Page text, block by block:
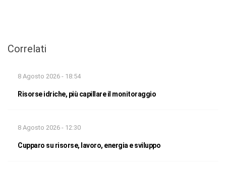
Correlati
8 Agosto 2026 - 18:54
Risorse idriche, più capillare il monitoraggio
8 Agosto 2026 - 12:30
Cupparo su risorse, lavoro, energia e sviluppo